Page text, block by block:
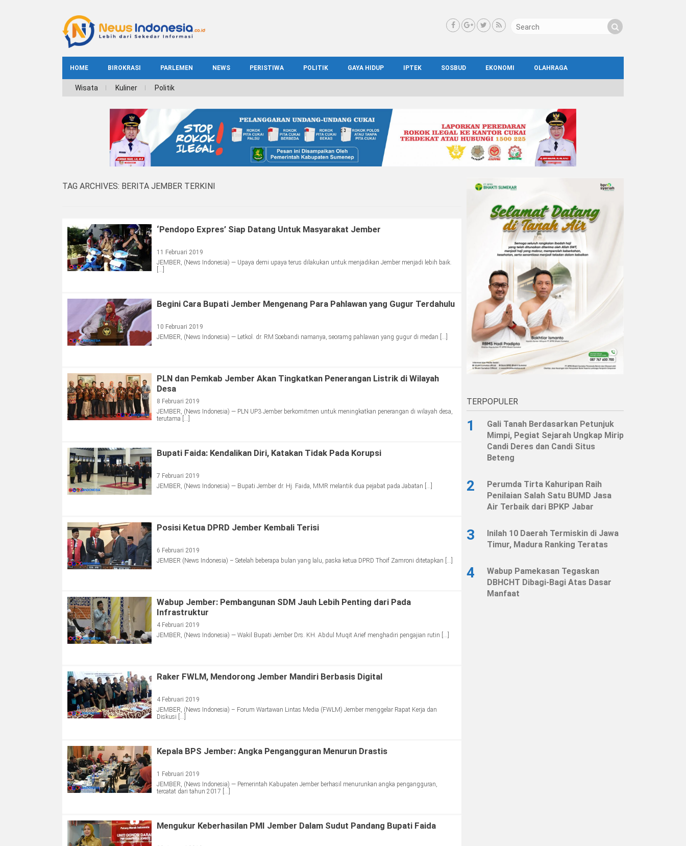
HOME BIROKRASI PARLEMEN NEWS PERISTIWA POLITIK GAYA HIDUP IPTEK SOSBUD EKONOMI OLAHRAGA
INDEKS BIROKRASI
Wisata Kuliner Politik
TAG ARCHIVES: BERITA JEMBER TERKINI
‘Pendopo Expres’ Siap Datang Untuk Masyarakat Jember
11 Februari 2019
JEMBER, (News Indonesia) — Upaya demi upaya terus dilakukan untuk menjadikan Jember menjadi lebih baik.
[…]
Begini Cara Bupati Jember Mengenang Para Pahlawan yang Gugur Terdahulu
10 Februari 2019
JEMBER, (News Indonesia) — Letkol. dr. RM Soebandi namanya, seoramg pahlawan yang gugur di medan […]
PLN dan Pemkab Jember Akan Tingkatkan Penerangan Listrik di Wilayah
Desa
8 Februari 2019
JEMBER, (News Indonesia) — PLN UP3 Jember berkomitmen untuk meningkatkan penerangan di wilayah desa,
terutama […]
Bupati Faida: Kendalikan Diri, Katakan Tidak Pada Korupsi
7 Februari 2019
JEMBER, (News Indonesia) — Bupati Jember dr. Hj. Faida, MMR melantik dua pejabat pada Jabatan […]
Posisi Ketua DPRD Jember Kembali Terisi
6 Februari 2019
JEMBER (News Indonesia) – Setelah beberapa bulan yang lalu, paska ketua DPRD Thoif Zamroni ditetapkan […]
Wabup Jember: Pembangunan SDM Jauh Lebih Penting dari Pada
Infrastruktur
4 Februari 2019
JEMBER, (News Indonesia) — Wakil Bupati Jember Drs. KH. Abdul Muqit Arief menghadiri pengajian rutin […]
Raker FWLM, Mendorong Jember Mandiri Berbasis Digital
4 Februari 2019
JEMBER, (News Indonesia) – Forum Wartawan Lintas Media (FWLM) Jember menggelar Rapat Kerja dan
Diskusi […]
Kepala BPS Jember: Angka Pengangguran Menurun Drastis
1 Februari 2019
JEMBER, (News Indonesia) — Pemerintah Kabupaten Jember berhasil menurunkan angka pengangguran,
tercatat dari tahun 2017 […]
Mengukur Keberhasilan PMI Jember Dalam Sudut Pandang Bupati Faida
TERPOPULER
1
Gali Tanah Berdasarkan Petunjuk
Mimpi, Pegiat Sejarah Ungkap Mirip
Candi Deres dan Candi Situs
Beteng
2
Perumda Tirta Kahuripan Raih
Penilaian Salah Satu BUMD Jasa
Air Terbaik dari BPKP Jabar
3
Inilah 10 Daerah Termiskin di Jawa
Timur, Madura Ranking Teratas
4
Wabup Pamekasan Tegaskan
DBHCHT Dibagi-Bagi Atas Dasar
Manfaat